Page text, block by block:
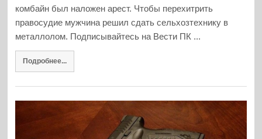
комбайн был наложен арест. Чтобы перехитрить
правосудие мужчина решил сдать сельхозтехнику в
металлолом. Подписывайтесь на Вести ПК ...
Подробнее...